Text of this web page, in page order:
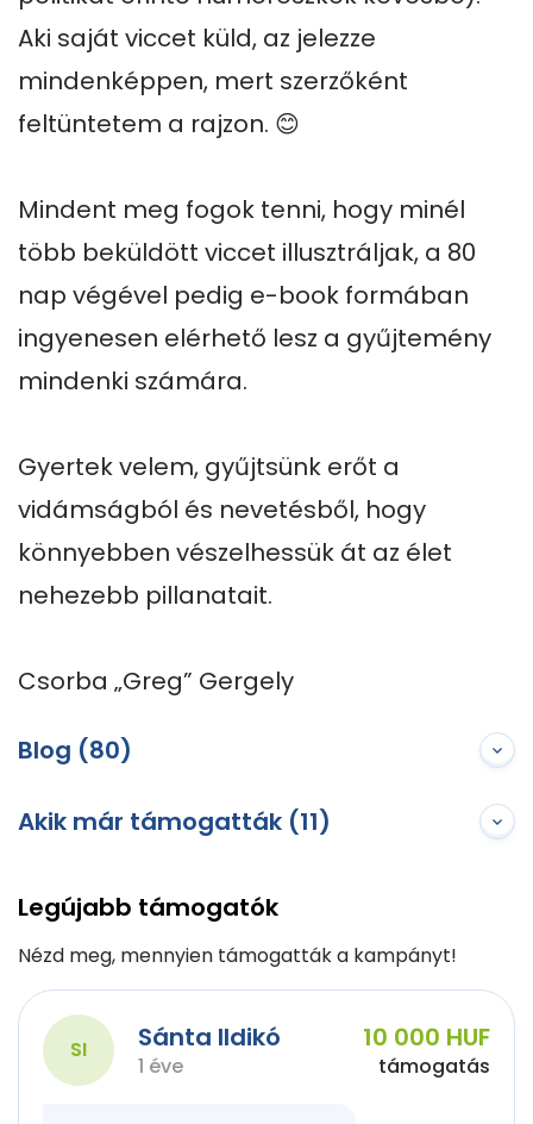
Aki saját viccet küld, az jelezze
mindenképpen, mert szerzőként
feltüntetem a rajzon. 😊
Mindent meg fogok tenni, hogy minél
több beküldött viccet illusztráljak, a 80
nap végével pedig e-book formában
ingyenesen elérhető lesz a gyűjtemény
mindenki számára.
Gyertek velem, gyűjtsünk erőt a
vidámságból és nevetésből, hogy
könnyebben vészelhessük át az élet
nehezebb pillanatait.
Csorba „Greg” Gergely
Blog (80)
Akik már támogatták (11)
Legújabb támogatók
Nézd meg, mennyien támogatták a kampányt!
SI Sánta Ildikó
1 éve
10 000 HUF
támogatás